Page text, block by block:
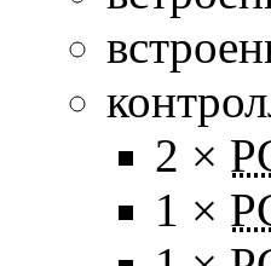
2 ×
1 ×